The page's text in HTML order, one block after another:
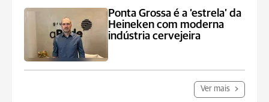
Ponta Grossa é a ‘estrela’ da
Heineken com moderna
indústria cervejeira
Ver mais